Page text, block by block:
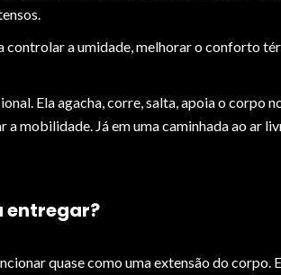
controlar a umidade, melhorar o conforto
Ela agacha, corre, salta, apoia o corpo
mobilidade. Já em uma caminhada ao ar
entregar?
quase como uma extensão do